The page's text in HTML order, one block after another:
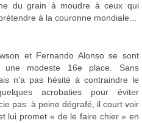
du grain à moudre à ceux qui
à la couronne mondiale...
et Fernando Alonso se sont
modeste 16e place. Sans
n'a pas hésité à contraindre le
acrobaties pour éviter
pas: à peine dégrafé, il court voir
lui promet « de le faire chier » en